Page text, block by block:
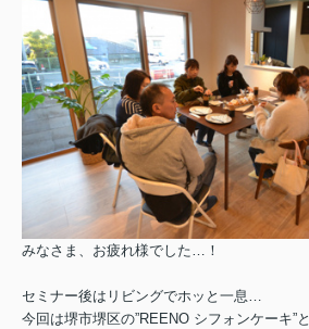
みなさま、お疲れ様でした…！
セミナー後はリビングでホッと一息…
今回は堺市堺区の”REENO シフォンケーキ”と